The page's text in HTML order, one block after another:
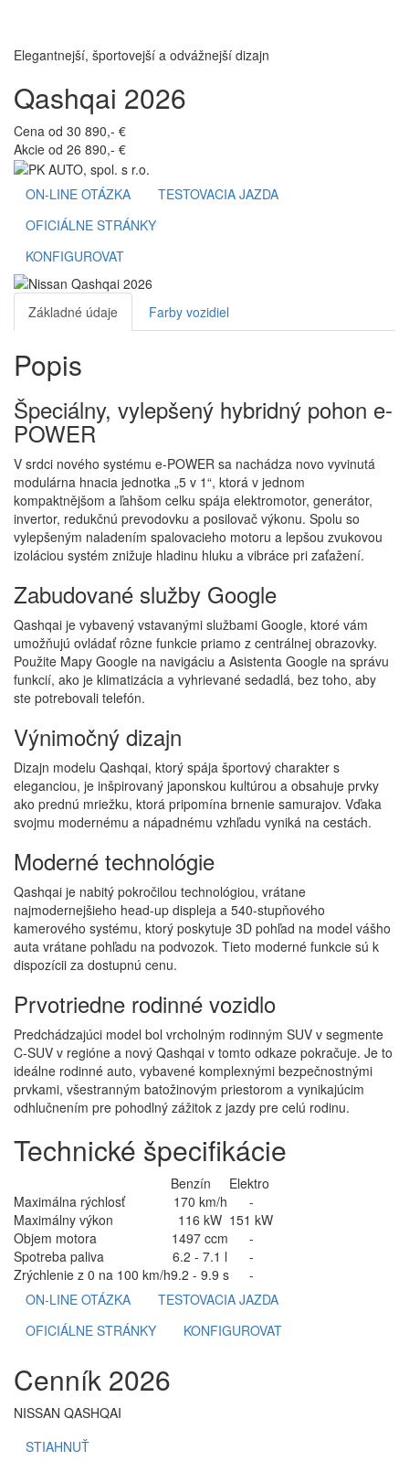
Elegantnejší, športovejší a odvážnejší dizajn
Qashqai 2026
Cena od 30 890,- €
Akcie od 26 890,- €
ON-LINE OTÁZKA
TESTOVACIA JAZDA
OFICIÁLNE STRÁNKY
KONFIGUROVAT
Základné údaje Farby vozidiel
Popis
Špeciálny, vylepšený hybridný pohon e-
POWER
V srdci nového systému e-POWER sa nachádza novo vyvinutá
modulárna hnacia jednotka „5 v 1“, ktorá v jednom
kompaktnějšom a ľahšom celku spája elektromotor, generátor,
invertor, redukčnú prevodovku a posilovač výkonu. Spolu so
vylepšeným naladením spalovacieho motoru a lepšou zvukovou
izoláciou systém znižuje hladinu hluku a vibráce pri zaťažení.
Zabudované služby Google
Qashqai je vybavený vstavanými službami Google, ktoré vám
umožňujú ovládať rôzne funkcie priamo z centrálnej obrazovky.
Použite Mapy Google na navigáciu a Asistenta Google na správu
funkcií, ako je klimatizácia a vyhrievané sedadlá, bez toho, aby
ste potrebovali telefón.
Výnimočný dizajn
Dizajn modelu Qashqai, ktorý spája športový charakter s
eleganciou, je inšpirovaný japonskou kultúrou a obsahuje prvky
ako prednú mriežku, ktorá pripomína brnenie samurajov. Vďaka
svojmu modernému a nápadnému vzhľadu vyniká na cestách.
Moderné technológie
Qashqai je nabitý pokročilou technológiou, vrátane
najmodernejšieho head-up displeja a 540-stupňového
kamerového systému, ktorý poskytuje 3D pohľad na model vášho
auta vrátane pohľadu na podvozok. Tieto moderné funkcie sú k
dispozícii za dostupnú cenu.
Prvotriedne rodinné vozidlo
Predchádzajúci model bol vrcholným rodinným SUV v segmente
C-SUV v regióne a nový Qashqai v tomto odkaze pokračuje. Je to
ideálne rodinné auto, vybavené komplexnými bezpečnostnými
prvkami, všestranným batožinovým priestorom a vynikajúcim
odhlučnením pre pohodlný zážitok z jazdy pre celú rodinu.
Technické špecifikácie
Benzín
Elektro
Maximálna rýchlosť
170 km/h
-
Maximálny výkon
116 kW 151 kW
Objem motora
1497 ccm
-
Spotreba paliva
6.2 - 7.1 l
-
Zrýchlenie z 0 na 100 km/h9.2 - 9.9 s
-
ON-LINE OTÁZKA
TESTOVACIA JAZDA
OFICIÁLNE STRÁNKY
KONFIGUROVAT
Cenník 2026
NISSAN QASHQAI
STIAHNUŤ